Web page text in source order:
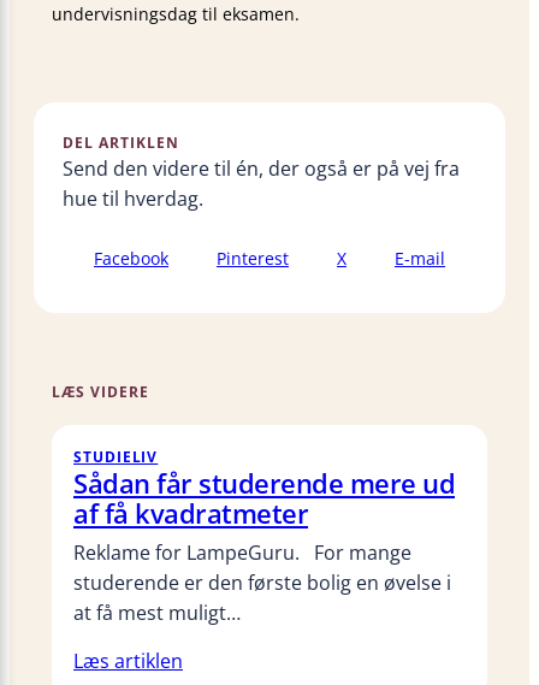
undervisnings­dag til eksamen.
DEL ARTIKLEN
Send den videre til én, der også er på vej fra
hue til hverdag.
Facebook Pinterest X E-mail
LÆS VIDERE
STUDIELIV
Sådan får studerende mere ud
af få kvadratmeter
Reklame for LampeGuru. For mange
studerende er den første bolig en øvelse i
at få mest muligt…
Læs artiklen